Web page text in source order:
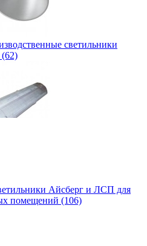
светильники
(62)
Айсберг и ЛСП для
помещений (106)